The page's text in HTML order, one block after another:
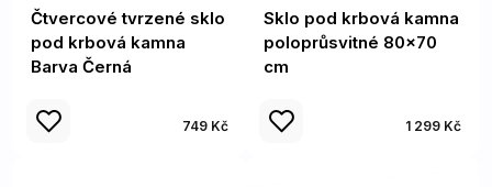
Čtvercové tvrzené sklo
pod krbová kamna
Barva Černá
749 Kč
Sklo pod krbová kamna
poloprůsvitné 80x70
cm
1 299 Kč